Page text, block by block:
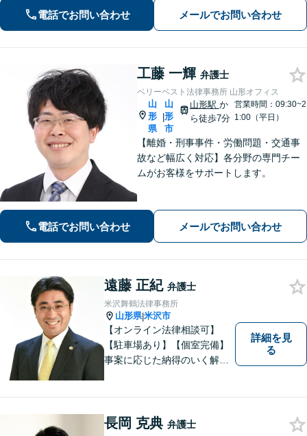
電話でお問い合わせ メールでお問い合わせ
工藤 一輝 弁護士
ベリーベスト法律事務所 山形オフィス
山
形
県
|
山
形
市
山形駅 か
ら徒歩7分
営業時間：09:30~2
1:00（平日）
【離婚・刑事事件・労働問題・交通事
故など幅広く対応】各分野の専門チー
ムがお客様をサポートします。
電話でお問い合わせ メールでお問い合わせ
遠藤 正紀 弁護士
米沢舞鶴法律事務所
山形県|米沢市
【オンライン法律相談可】
【駐車場あり】【個室完備】
事案に応じた納得のいく解決
詳細を見
る
長岡 克典 弁護士